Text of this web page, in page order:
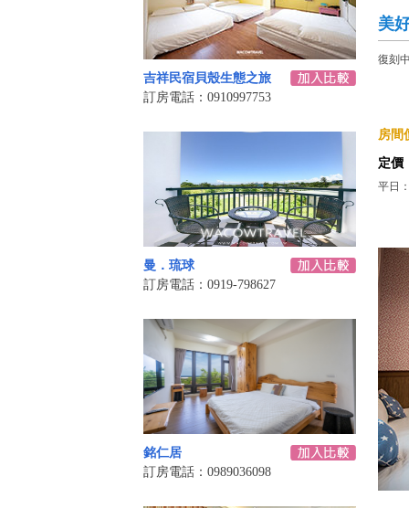
吉祥民宿貝殼生態之旅
訂房電話：0910997753
曼．琉球
訂房電話：0919-798627
銘仁居
訂房電話：0989036098
美
復刻
房間
定價
平日